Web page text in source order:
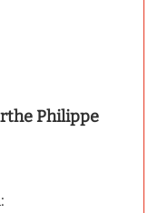
Philippe